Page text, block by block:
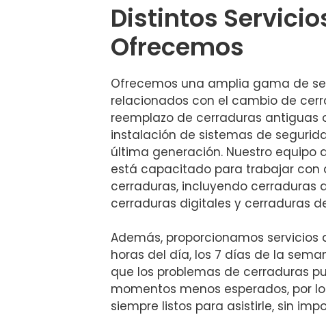
Distintos
Ofrecemos
Ofrecemos una amplia gama de
relacionados con el cambio de
reemplazo de cerraduras antiguas
instalación de sistemas de
última generación. Nuestro equipo
está capacitado para trabajar con
cerraduras, incluyendo cerraduras
cerraduras digitales y cerraduras
Además, proporcionamos servicios
horas del día, los 7 días de la
que los problemas de cerraduras
momentos menos esperados, por
siempre listos para asistirle, sin